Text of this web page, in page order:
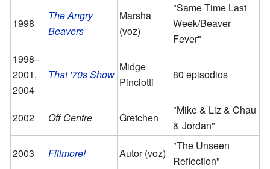
1998
The Angry
Beavers
Marsha
(voz)
"Same Time Last
Week/Beaver
Fever"
1998–
2001,
2004
That '70s Show
Midge
Pinciotti
80 episodios
2002 Off Centre Gretchen
"Mike & Liz & Chau
& Jordan"
2003
Fillmore! Autor (voz)
"The Unseen
Reflection"